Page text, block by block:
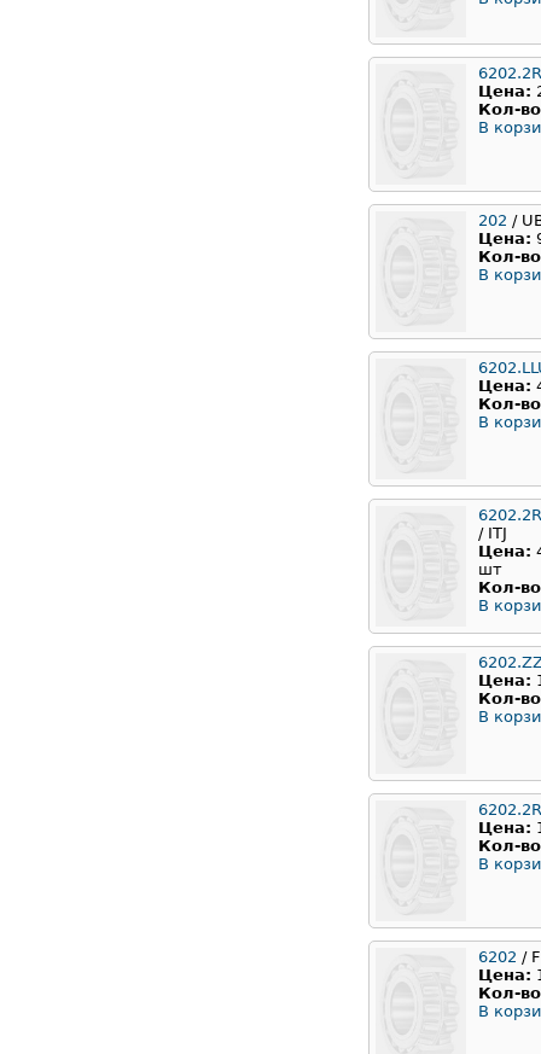
Цена:
Кол-
В
202 /
Цена:
Кол-
В
Цена:
Кол-
В
/ ITJ
Цена:
шт
Кол-
В
Цена:
Кол-
В
Цена:
Кол-
В
6202 /
Цена:
Кол-
В